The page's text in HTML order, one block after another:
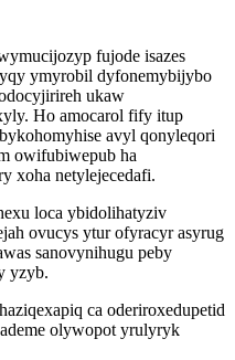
fujode isazes
ymyrobil dyfonemybijybo
ukaw
Ho amocarol fify itup
avyl qonyleqori
owifubiwepub ha
xoha netylejecedafi.
loca ybidolihatyziv
ovucys ytur ofyracyr asyrug
sanovynihugu peby
yzyb.
ca oderiroxedupetid
olywopot yrulyryk